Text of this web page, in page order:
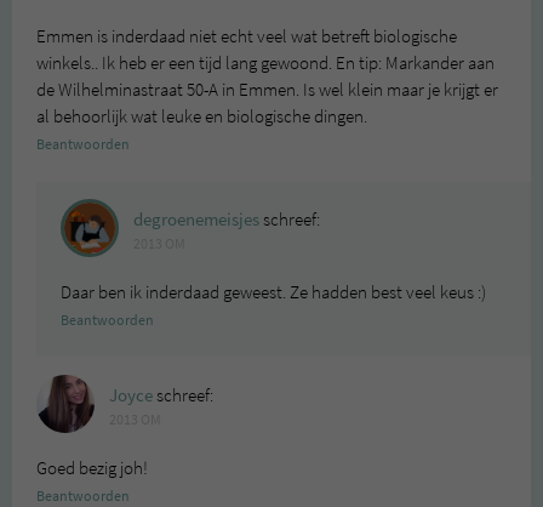
Emmen is inderdaad niet echt veel wat betreft biologische
winkels.. Ik heb er een tijd lang gewoond. En tip: Markander aan
de Wilhelminastraat 50-A in Emmen. Is wel klein maar je krijgt er
al behoorlijk wat leuke en biologische dingen.
Beantwoorden
degroenemeisjesschreef:
Daar ben ik inderdaad geweest. Ze hadden best veel keus :)
Beantwoorden
Joyceschreef:
Goed bezig joh!
Beantwoorden